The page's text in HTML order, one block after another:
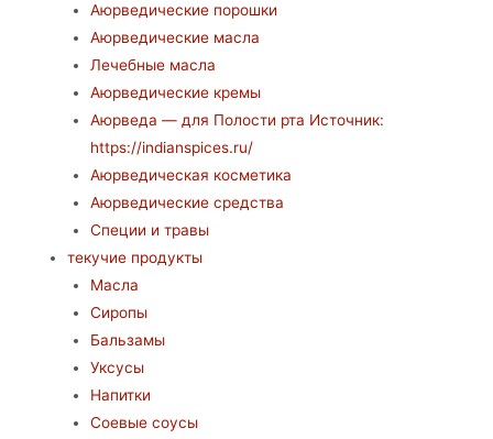
Аюрведические порошки
Аюрведические масла
Лечебные масла
Аюрведические кремы
Аюрведа — для Полости рта Источник:
https://indianspices.ru/
Аюрведическая косметика
Аюрведические средства
Специи и травы
текучие продукты
Масла
Сиропы
Бальзамы
Уксусы
Напитки
Соевые соусы